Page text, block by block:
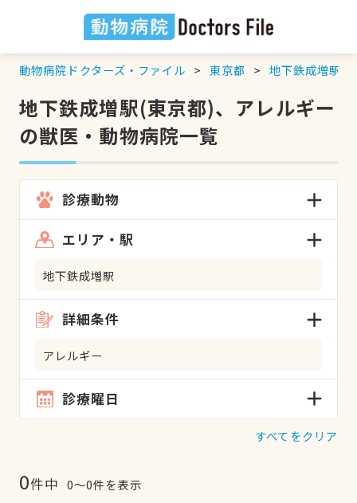
動物病院ドクターズ・ファイル 東京都 地下鉄成増駅
地下鉄成増駅(東京都)、アレルギー
の獣医・動物病院一覧
診療動物
エリア・駅
地下鉄成増駅
詳細条件
アレルギー
診療曜日
すべてをクリア
0件中 0〜0件を表示